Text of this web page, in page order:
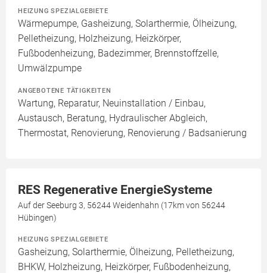
HEIZUNG SPEZIALGEBIETE
Wärmepumpe, Gasheizung, Solarthermie, Ölheizung,
Pelletheizung, Holzheizung, Heizkörper,
Fußbodenheizung, Badezimmer, Brennstoffzelle,
Umwälzpumpe
ANGEBOTENE TÄTIGKEITEN
Wartung, Reparatur, Neuinstallation / Einbau,
Austausch, Beratung, Hydraulischer Abgleich,
Thermostat, Renovierung, Renovierung / Badsanierung
RES Regenerative EnergieSysteme
Auf der Seeburg 3, 56244 Weidenhahn (17km von 56244
Hübingen)
HEIZUNG SPEZIALGEBIETE
Gasheizung, Solarthermie, Ölheizung, Pelletheizung,
BHKW, Holzheizung, Heizkörper, Fußbodenheizung,